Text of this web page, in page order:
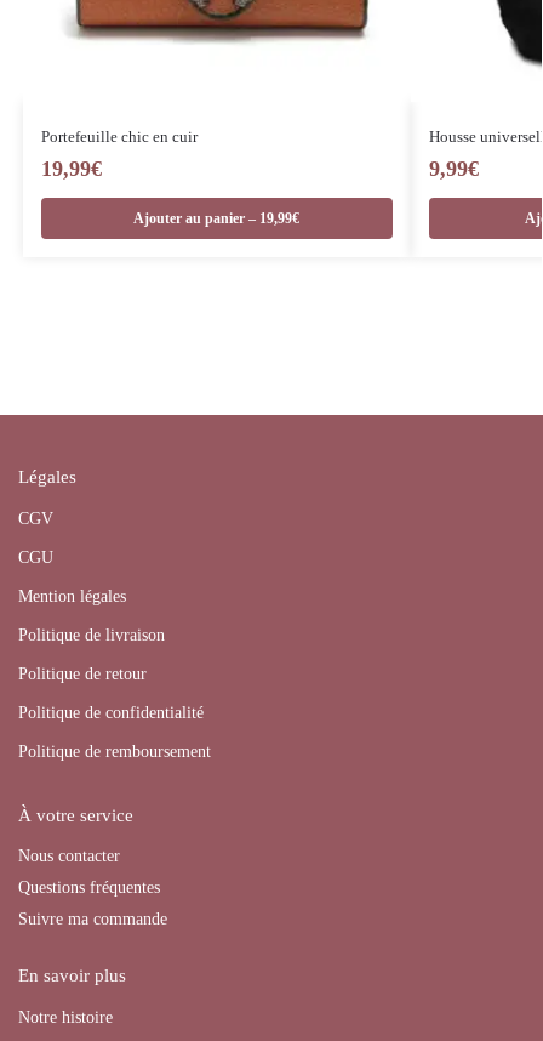
Portefeuille chic en cuir
19,99€
Ajouter au panier – 19,99€
Housse
9,99€
Légales
CGV
CGU
Mention légales
Politique de livraison
Politique de retour
Politique de confidentialité
Politique de remboursement
À votre service
Nous contacter
Questions fréquentes
Suivre ma commande
En savoir plus
Notre histoire